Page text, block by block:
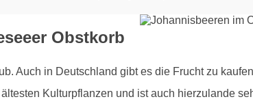
Obstkorb
Auch in Deutschland gibt es die Frucht zu
Kulturpflanzen und ist auch hierzulande